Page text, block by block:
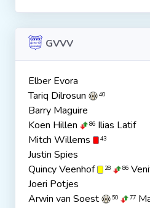
GVVV
Elber Evora
Tariq Dilrosun
40
Barry Maguire
Koen Hillen
86 Ilias Latif
Mitch Willems
43
Justin Spies
Quincy Veenhof
28 86
Joeri Potjes
Arwin van Soest
50 77